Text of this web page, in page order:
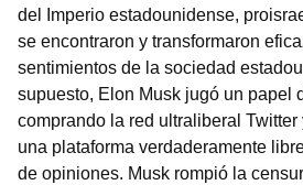
del Imperio estadounidense,
se encontraron y transformaron
sentimientos de la sociedad
supuesto, Elon Musk jugó un papel
comprando la red ultraliberal
una plataforma verdaderamente
de opiniones. Musk rompió la